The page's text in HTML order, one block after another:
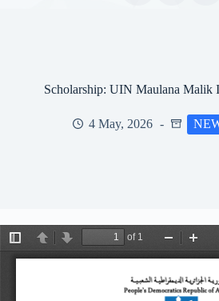
Scholarship: UIN Maulana Malik
4 May, 2026